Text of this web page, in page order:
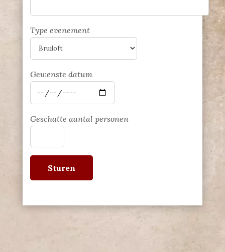
Type evenement
Gewenste datum
Geschatte aantal personen